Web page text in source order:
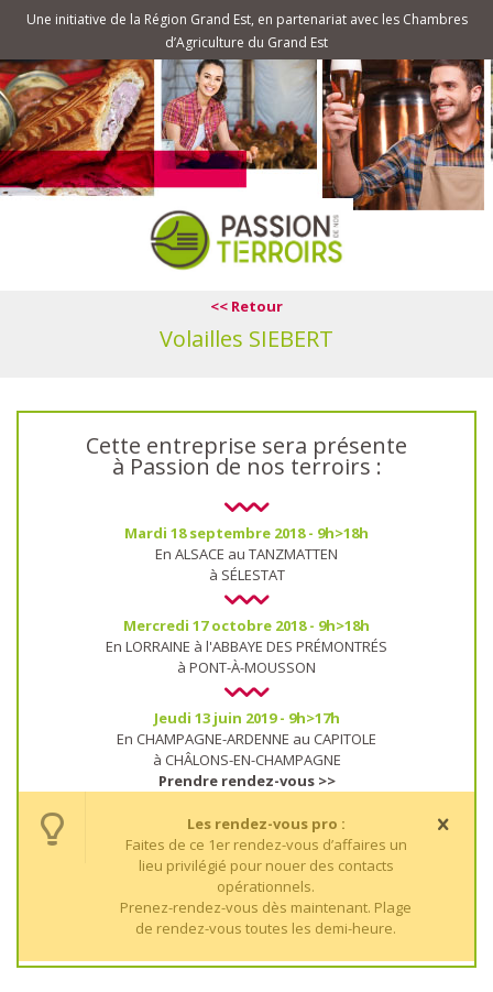
Une initiative de la Région Grand Est, en partenariat avec les Chambres
d’Agriculture du Grand Est
<< Retour
Volailles SIEBERT
Cette entreprise sera présente
à Passion de nos terroirs :
Mardi 18 septembre 2018 - 9h>18h
En ALSACE au TANZMATTEN
à SÉLESTAT
Mercredi 17 octobre 2018 - 9h>18h
En LORRAINE à l'ABBAYE DES PRÉMONTRÉS
à PONT-À-MOUSSON
Jeudi 13 juin 2019 - 9h>17h
En CHAMPAGNE-ARDENNE au CAPITOLE
à CHÂLONS-EN-CHAMPAGNE
Prendre rendez-vous >>
Les rendez-vous pro :
Faites de ce 1er rendez-vous d’affaires un
lieu privilégié pour nouer des contacts
opérationnels.
Prenez-rendez-vous dès maintenant. Plage
de rendez-vous toutes les demi-heure.